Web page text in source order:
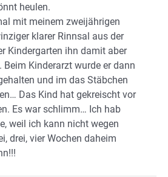
heulen.
mit meinem zweijährigen
klarer Rinnsal aus der
Kindergarten ihn damit aber
Kinderarzt wurde er dann
und im das Stäbchen
Das Kind hat gekreischt vor
Es war schlimm… Ich hab
weil ich kann nicht wegen
drei, vier Wochen daheim